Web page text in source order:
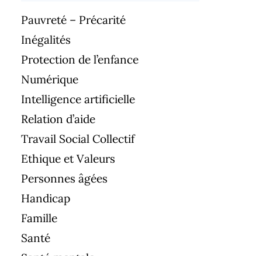
Pauvreté – Précarité
Inégalités
Protection de l’enfance
Numérique
Intelligence artificielle
Relation d’aide
Travail Social Collectif
Ethique et Valeurs
Personnes âgées
Handicap
Famille
Santé